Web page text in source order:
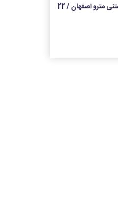
پای کار انقلاب / حال و هوای دوست داشتنی مترو اصفهان / 22